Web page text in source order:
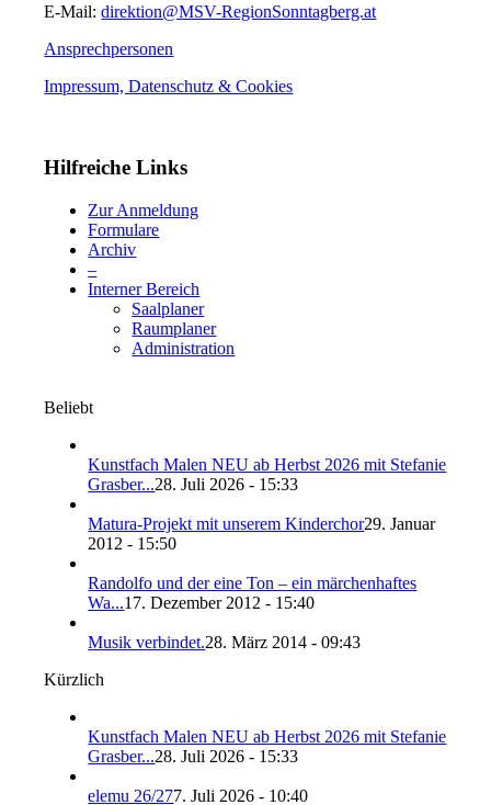
E-Mail:direktion@MSV-RegionSonntagberg.at
Ansprechpersonen
Impressum, Datenschutz & Cookies
Hilfreiche Links
Zur Anmeldung
Formulare
Archiv
–
Interner Bereich
Saalplaner
Raumplaner
Administration
Beliebt
Kunstfach Malen NEU ab Herbst 2026 mit Stefanie
Grasber...28. Juli 2026 - 15:33
Matura-Projekt mit unserem Kinderchor29. Januar
2012 - 15:50
Randolfo und der eine Ton – ein märchenhaftes
Wa...17. Dezember 2012 - 15:40
Musik verbindet.28. März 2014 - 09:43
Kürzlich
Kunstfach Malen NEU ab Herbst 2026 mit Stefanie
Grasber...28. Juli 2026 - 15:33
elemu 26/277. Juli 2026 - 10:40